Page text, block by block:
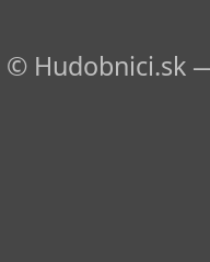
© Hudobnici.sk